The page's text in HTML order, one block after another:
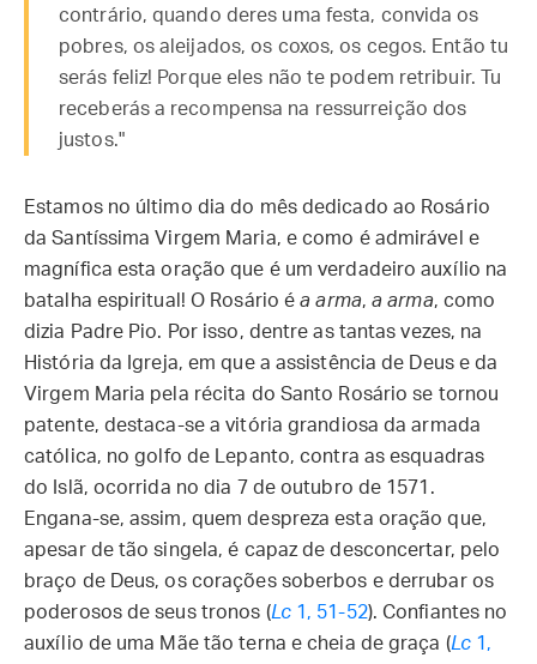
contrário, quando deres uma festa, convida os
pobres, os aleijados, os coxos, os cegos. Então tu
serás feliz! Porque eles não te podem retribuir. Tu
receberás a recompensa na ressurreição dos
justos."
Estamos no último dia do mês dedicado ao Rosário
da Santíssima Virgem Maria, e como é admirável e
magnífica esta oração que é um verdadeiro auxílio na
batalha espiritual! O Rosário éa arma,a arma, como
dizia Padre Pio. Por isso, dentre as tantas vezes, na
História da Igreja, em que a assistência de Deus e da
Virgem Maria pela récita do Santo Rosário se tornou
patente, destaca-se a vitória grandiosa da armada
católica, no golfo de Lepanto, contra as esquadras
do Islã, ocorrida no dia 7 de outubro de 1571.
Engana-se, assim, quem despreza esta oração que,
apesar de tão singela, é capaz de desconcertar, pelo
braço de Deus, os corações soberbos e derrubar os
poderosos de seus tronos (Lc1, 51-52). Confiantes no
auxílio de uma Mãe tão terna e cheia de graça (Lc1,